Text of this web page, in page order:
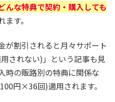
んな特典で契約・購入しても
ます。
が割引されると月々サポート
されない)」という記事も見
時の販路別の特典に関係な
円×36回)適用されます。